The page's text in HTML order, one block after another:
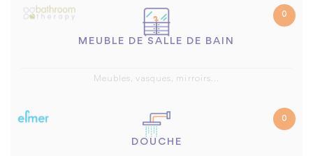
0
MEUBLE DE SALLE DE BAIN
Meubles, vasques, mirroirs...
0
DOUCHE